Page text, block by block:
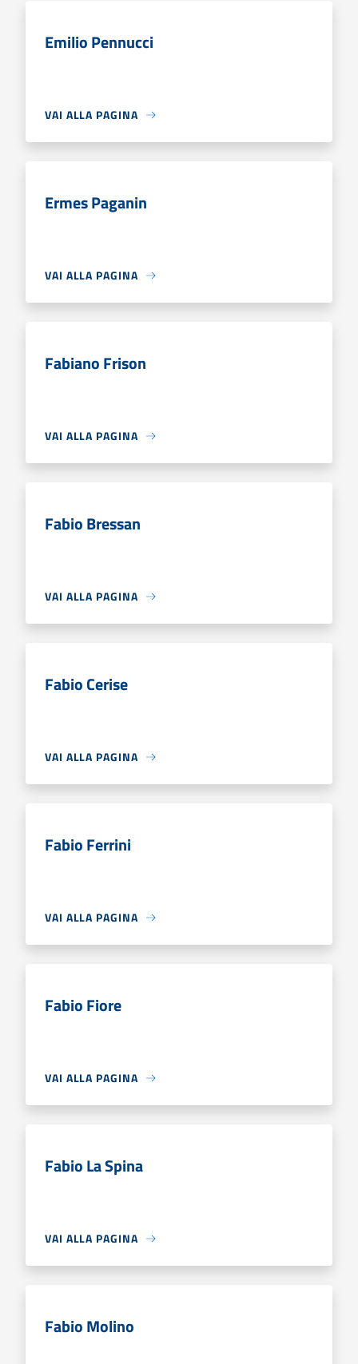
Emilio Pennucci
VAI ALLA PAGINA
Ermes Paganin
VAI ALLA PAGINA
Fabiano Frison
VAI ALLA PAGINA
Fabio Bressan
VAI ALLA PAGINA
Fabio Cerise
VAI ALLA PAGINA
Fabio Ferrini
VAI ALLA PAGINA
Fabio Fiore
VAI ALLA PAGINA
Fabio La Spina
VAI ALLA PAGINA
Fabio Molino